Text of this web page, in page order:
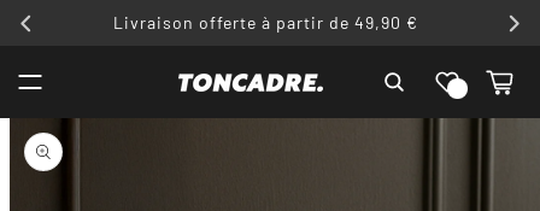
Livraison offerte à partir de 49,90 €
Liste de
souhaits
Panier
PASSER AUX
INFORMATIONS
PRODUITS